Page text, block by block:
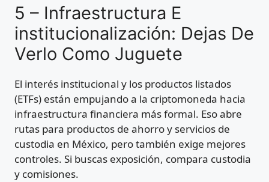
5 – Infraestructura E
institucionalización: Dejas De
Verlo Como Juguete
El interés institucional y los productos listados
(ETFs) están empujando a la criptomoneda hacia
infraestructura financiera más formal. Eso abre
rutas para productos de ahorro y servicios de
custodia en México, pero también exige mejores
controles. Si buscas exposición, compara custodia
y comisiones.